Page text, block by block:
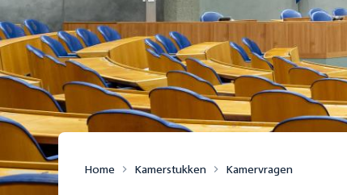
Home Kamerstukken Kamervragen